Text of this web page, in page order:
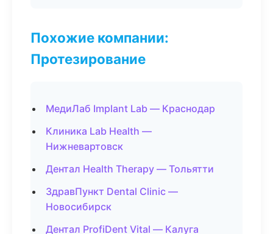
Похожие компании:
Протезирование
МедиЛаб Implant Lab — Краснодар
Клиника Lab Health —
Нижневартовск
Дентал Health Therapy — Тольятти
ЗдравПункт Dental Clinic —
Новосибирск
Дентал ProfiDent Vital — Калуга